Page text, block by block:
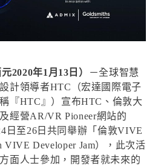
2020年1月13日）
－全球智慧
計領導者HTC（宏達國際電子
『HTC』）宣布HTC、倫敦大
經營AR/VR Pioneer網站的
日至26日共同舉辦「倫敦VIVE
VIVE Developer Jam），此次活
面人士參加，開發者就未來的